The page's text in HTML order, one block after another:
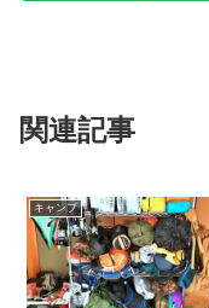
関連記事
キャンプ